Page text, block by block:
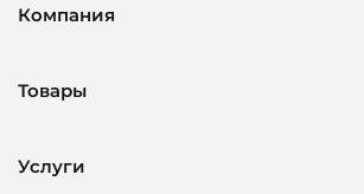
Компания
Товары
Услуги